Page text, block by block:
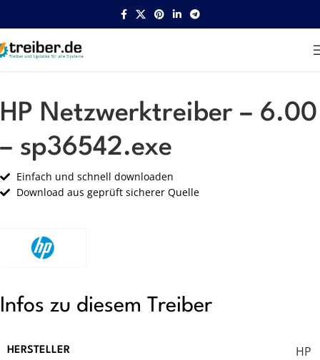
Startseite HP Netzwerk
HP Netzwerktreiber – 6.00
– sp36542.exe
Einfach und schnell downloaden
Download aus geprüft sicherer Quelle
Infos zu diesem Treiber
HERSTELLER HP